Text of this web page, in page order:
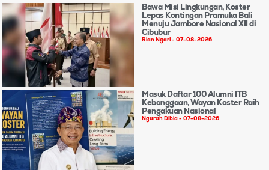
Bawa Misi Lingkungan, Koster
Lepas Kontingan Pramuka Bali
Menuju Jambore Nasional XII di
Cibubur
Rian Ngari 07-08-2026
Masuk Daftar 100 Alumni ITB
Kebanggaan, Wayan Koster Raih
Pengakuan Nasional
Ngurah Dibia 07-08-2026